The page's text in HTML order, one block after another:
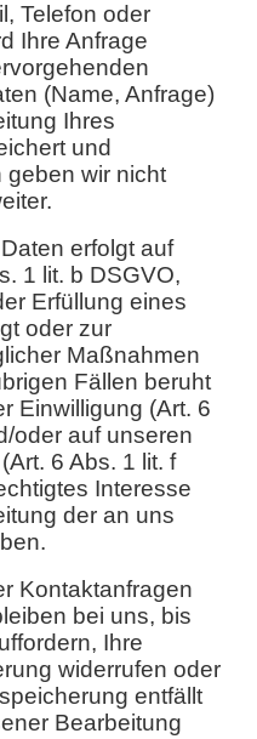
Telefon oder
Ihre Anfrage
(Name, Anfrage)
Ihres
und
geben wir nicht
erfolgt auf
1 lit. b DSGVO,
Erfüllung eines
oder zur
Maßnahmen
Fällen beruht
Einwilligung (Art. 6
oder auf unseren
6 Abs. 1 lit. f
Interesse
der an uns
Kontaktanfragen
bei uns, bis
Ihre
widerrufen oder
entfällt
Bearbeitung